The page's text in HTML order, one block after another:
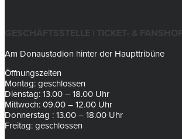
GESCHÄFTSSTELLE | TICKET- & FANSHOP
Am Donaustadion hinter der Haupttribüne
Öffnungszeiten
Montag: geschlossen
Dienstag: 13.00 – 18.00 Uhr
Mittwoch: 09.00 – 12.00 Uhr
Donnerstag : 13.00 – 18.00 Uhr
Freitag: geschlossen